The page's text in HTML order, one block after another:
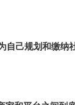
自己规划和缴纳